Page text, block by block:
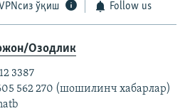
ўқиш Follow us
Озодлик
3387
562 270 (шошилинч хабарлар)